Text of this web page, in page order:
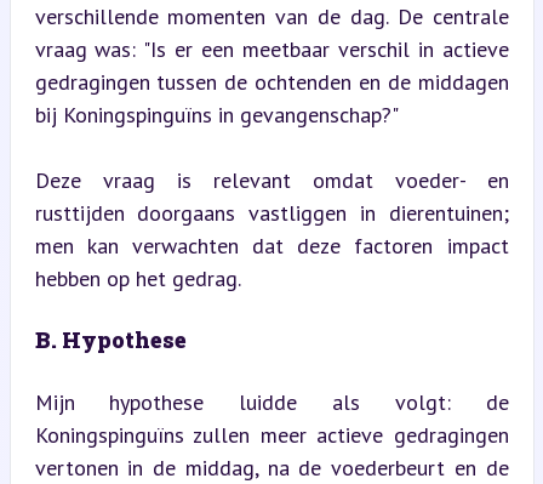
verschillende momenten van de dag. De centrale
vraag was: "Is er een meetbaar verschil in actieve
gedragingen tussen de ochtenden en de middagen
bij Koningspinguïns in gevangenschap?"
Deze vraag is relevant omdat voeder- en
rusttijden doorgaans vastliggen in dierentuinen;
men kan verwachten dat deze factoren impact
hebben op het gedrag.
B. Hypothese
Mijn hypothese luidde als volgt: de
Koningspinguïns zullen meer actieve gedragingen
vertonen in de middag, na de voederbeurt en de